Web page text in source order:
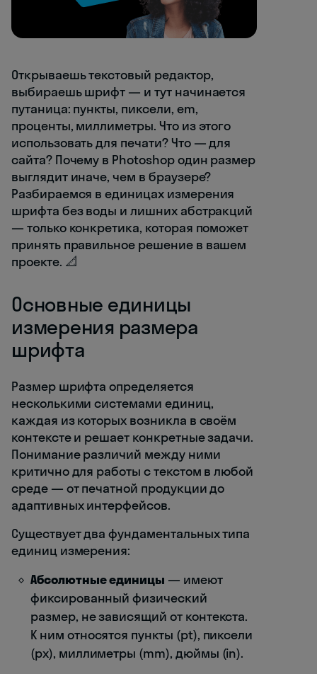
Открываешь текстовый редактор,
выбираешь шрифт — и тут начинается
путаница: пункты, пиксели, em,
проценты, миллиметры. Что из этого
использовать для печати? Что — для
сайта? Почему в Photoshop один размер
выглядит иначе, чем в браузере?
Разбираемся в единицах измерения
шрифта без воды и лишних абстракций
— только конкретика, которая поможет
принять правильное решение в вашем
проекте. 📐
Основные единицы
измерения размера
шрифта
Размер шрифта определяется
несколькими системами единиц,
каждая из которых возникла в своём
контексте и решает конкретные задачи.
Понимание различий между ними
критично для работы с текстом в любой
среде — от печатной продукции до
адаптивных интерфейсов.
Существует два фундаментальных типа
единиц измерения:
Абсолютные единицы — имеют
фиксированный физический
размер, не зависящий от контекста.
К ним относятся пункты (pt), пиксели
(px), миллиметры (mm), дюймы (in).